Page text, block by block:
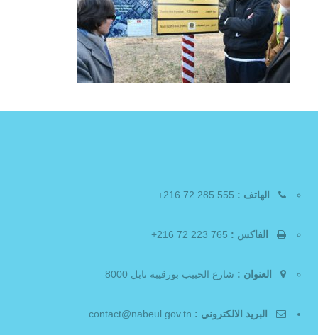
الهاتف :
الفاكس :
العنوان : شارع الحبيب بورقيبة نابل 8000
البريد الالكتروني :